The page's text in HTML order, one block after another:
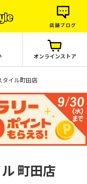
店舗ブログ
オンラインストア
タイル町田店
町田店